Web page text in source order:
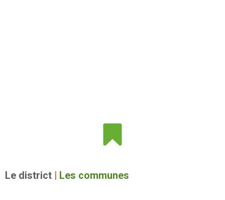
Le district Les communes